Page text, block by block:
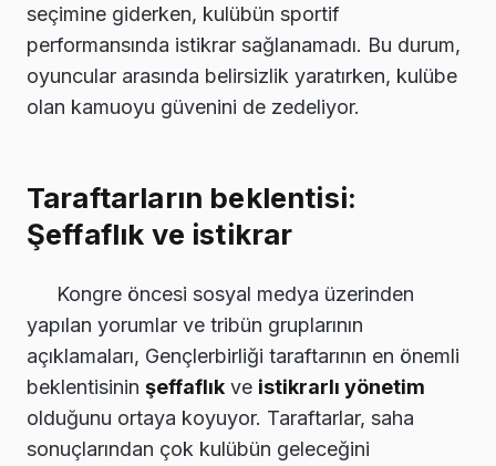
seçimine giderken, kulübün sportif
performansında istikrar sağlanamadı. Bu durum,
oyuncular arasında belirsizlik yaratırken, kulübe
olan kamuoyu güvenini de zedeliyor.
Taraftarların beklentisi:
Şeffaflık ve istikrar
Kongre öncesi sosyal medya üzerinden
yapılan yorumlar ve tribün gruplarının
açıklamaları, Gençlerbirliği taraftarının en önemli
beklentisinin şeffaflık ve istikrarlı yönetim
olduğunu ortaya koyuyor. Taraftarlar, saha
sonuçlarından çok kulübün geleceğini